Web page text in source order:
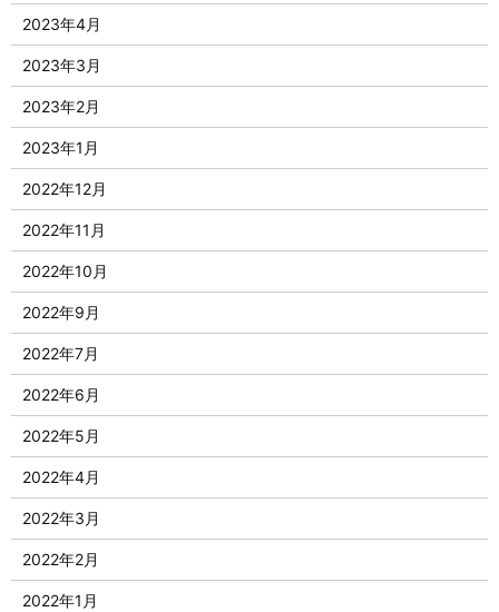
2023年4月
2023年3月
2023年2月
2023年1月
2022年12月
2022年11月
2022年10月
2022年9月
2022年7月
2022年6月
2022年5月
2022年4月
2022年3月
2022年2月
2022年1月